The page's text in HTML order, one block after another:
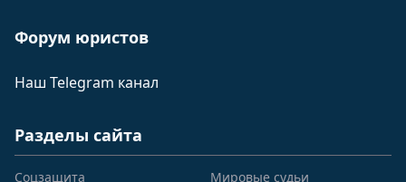
Форум юристов
Наш Telegram канал
Разделы сайта
Соцзащита
Мировые судьи